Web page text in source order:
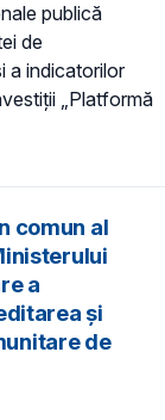
publică
de
a indicatorilor
„Platformă
comun al
a
și
de